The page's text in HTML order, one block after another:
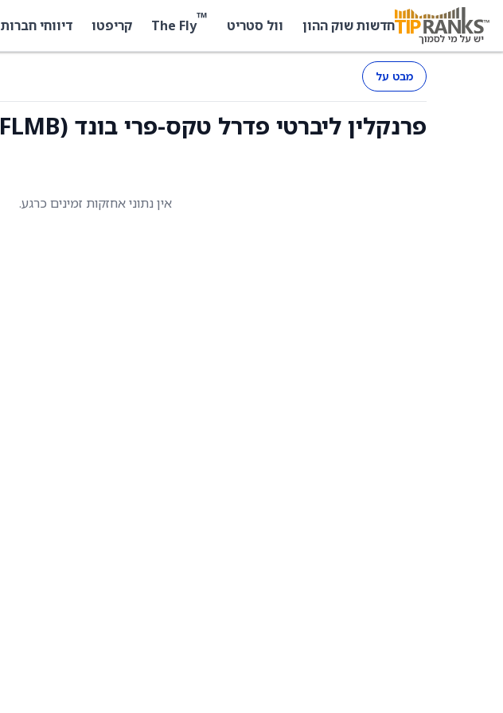
חדשות שוק ההון וול סטריט ™
The Fly קריפטו דיווחי חברות
מבט על
פרנקלין ליברטי פדרל טקס-פרי בונד (FLMB) - החזקות
אין נתוני אחזקות זמינים כרגע.